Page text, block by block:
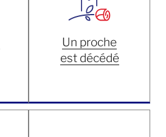
Un proche
est décédé